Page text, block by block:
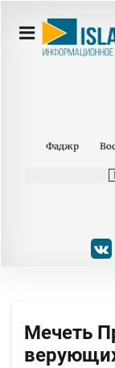
Фаджр
Мечеть